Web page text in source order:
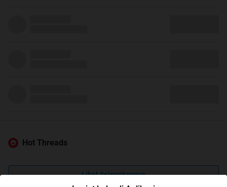
Hot Threads
Lihat Selengkapnya